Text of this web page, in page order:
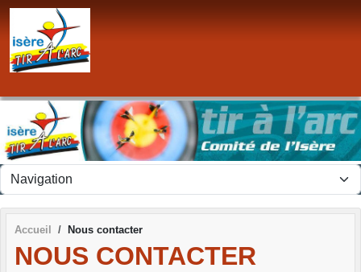
Accueil Nous contacter
NOUS CONTACTER
Panneau de gestion des cookies